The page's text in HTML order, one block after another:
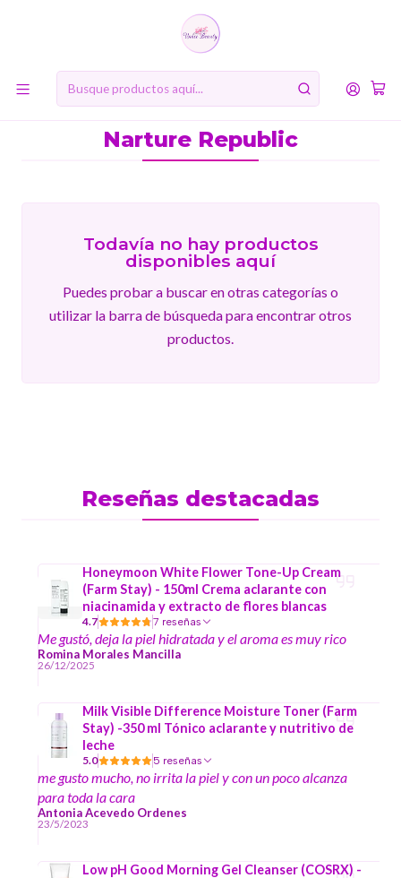
10% de descuento en tu primera compra online. Código: BIENVENIDA10
Narture Republic
Narture Republic
Todavía no hay productos
disponibles aquí
Puedes probar a buscar en otras categorías o
utilizar la barra de búsqueda para encontrar otros
productos.
Reseñas destacadas
Honeymoon White Flower Tone-Up Cream
(Farm Stay) - 150ml Crema aclarante con
niacinamida y extracto de flores blancas
4.7 7 reseñas
Me gustó, deja la piel hidratada y el aroma es muy rico
Romina Morales Mancilla
26/12/2025
Milk Visible Difference Moisture Toner (Farm
Stay) -350 ml Tónico aclarante y nutritivo de
leche
5.0 5 reseñas
me gusto mucho, no irrita la piel y con un poco alcanza
para toda la cara
Antonia Acevedo Ordenes
23/5/2023
Low pH Good Morning Gel Cleanser (COSRX) -